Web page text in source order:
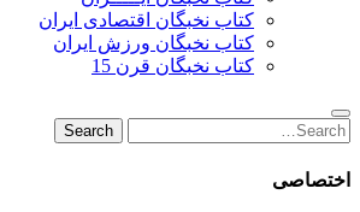
کتاب نخبگان اقتصادی ایران
کتاب نخبگان ورزش ایران
کتاب نخبگان قرن 15
Search
for:
Search
اختصاصی